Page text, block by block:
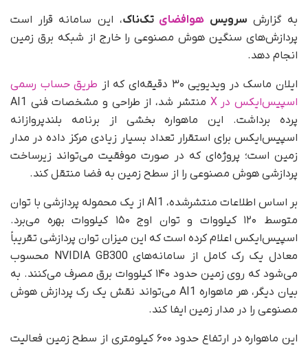
به گزارش سرویس هوافضایتک‌ناک، این سامانه‌ قرار است
پردازش‌های سنگین هوش مصنوعی را خارج از شبکه برق زمین
انجام دهد.
ایلان ماسک در ویدیویی ۳۰ دقیقه‌ای که از
طریق حساب رسمی
اسپیس‌ایکس در X
منتشر شد، از طراحی و مشخصات فنی AI1
پرده برداشت. این ماهواره بخشی از برنامه بلندپروازانه
اسپیس‌ایکس برای استقرار تعداد بسیار زیادی مرکز داده در مدار
زمین است؛ پروژه‌ای که در صورت موفقیت می‌تواند زیرساخت
پردازشی هوش مصنوعی را از سطح زمین به فضا منتقل کند.
بر اساس اطلاعات منتشرشده، AI1 از یک محموله پردازشی با توان
متوسط ۱۲۰ کیلووات و توان اوج ۱۵۰ کیلووات بهره می‌برد.
اسپیس‌ایکس اعلام کرده است که این میزان توان پردازشی تقریباً
معادل یک رک کامل از سامانه‌های NVIDIA GB300 محسوب
می‌شود که روی زمین حدود ۱۴۰ کیلووات برق مصرف می‌کنند. به
بیان دیگر، هر ماهواره AI1 می‌تواند نقش یک رک پردازش هوش
مصنوعی را در مدار زمین ایفا کند.
این ماهواره در ارتفاع حدود ۶۰۰ کیلومتری از سطح زمین فعالیت